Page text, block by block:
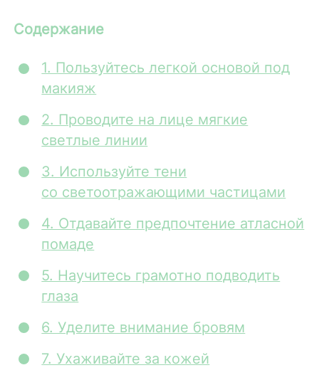
Содержание
1. Пользуйтесь легкой основой под
макияж
2. Проводите на лице мягкие
светлые линии
3. Используйте тени
со светоотражающими частицами
4. Отдавайте предпочтение атласной
помаде
5. Научитесь грамотно подводить
глаза
6. Уделите внимание бровям
7. Ухаживайте за кожей